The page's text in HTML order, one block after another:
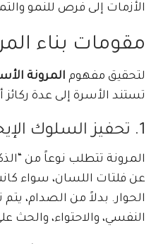
الأزمات إلى فرص للنمو
مقومات بناء
لتحقيق مفهوم المرونة
تستند الأسرة إلى عدة
1. تحفيز السلوك الإيجابي والتغاضي
المرونة تتطلب نوعاً من
عن فلتات اللسان، سواء
الحوار. بدلاً من الصدام،
النفسي، والاحتواء، والحث